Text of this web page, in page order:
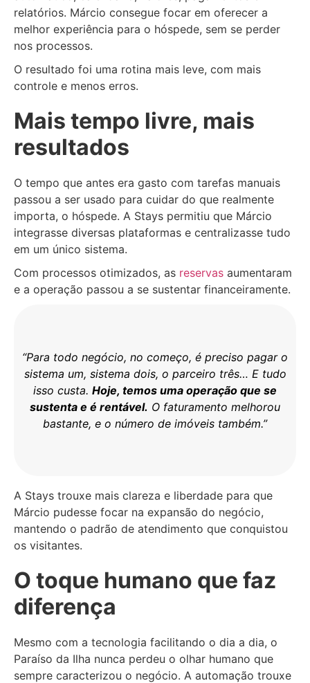
relatórios. Márcio consegue focar em oferecer a
melhor experiência para o hóspede, sem se perder
nos processos.
O resultado foi uma rotina mais leve, com mais
controle e menos erros.
Mais tempo livre, mais
resultados
O tempo que antes era gasto com tarefas manuais
passou a ser usado para cuidar do que realmente
importa, o hóspede. A Stays permitiu que Márcio
integrasse diversas plataformas e centralizasse tudo
em um único sistema.
Com processos otimizados, as reservas aumentaram
e a operação passou a se sustentar financeiramente.
“Para todo negócio, no começo, é preciso pagar o
sistema um, sistema dois, o parceiro três… E tudo
isso custa. Hoje, temos uma operação que se
sustenta e é rentável. O faturamento melhorou
bastante, e o número de imóveis também.”
A Stays trouxe mais clareza e liberdade para que
Márcio pudesse focar na expansão do negócio,
mantendo o padrão de atendimento que conquistou
os visitantes.
O toque humano que faz
diferença
Mesmo com a tecnologia facilitando o dia a dia, o
Paraíso da Ilha nunca perdeu o olhar humano que
sempre caracterizou o negócio. A automação trouxe